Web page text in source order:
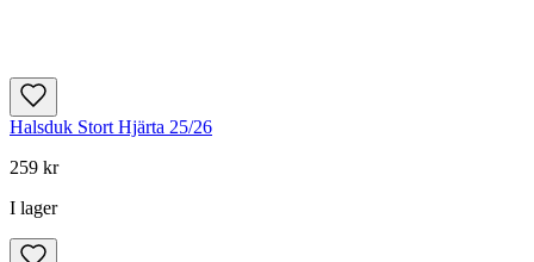
Halsduk Stort Hjärta 25/26
259 kr
I lager